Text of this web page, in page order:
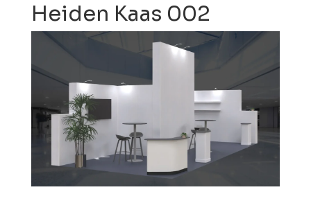
Heiden Kaas 002